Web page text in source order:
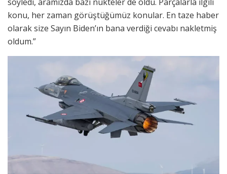
konu, her zaman görüştüğümüz konular. En taze haber
olarak size Sayın Biden’ın bana verdiği cevabı nakletmiş
oldum.”